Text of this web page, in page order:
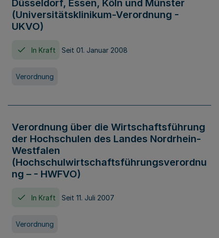
Düsseldorf, Essen, Köln und Münster
(Universitätsklinikum-Verordnung -
UKVO)
In Kraft Seit 01. Januar 2008
Verordnung
Verordnung über die Wirtschaftsführung
der Hochschulen des Landes Nordrhein-
Westfalen
(Hochschulwirtschaftsführungsverordnu
ng – - HWFVO)
In Kraft Seit 11. Juli 2007
Verordnung